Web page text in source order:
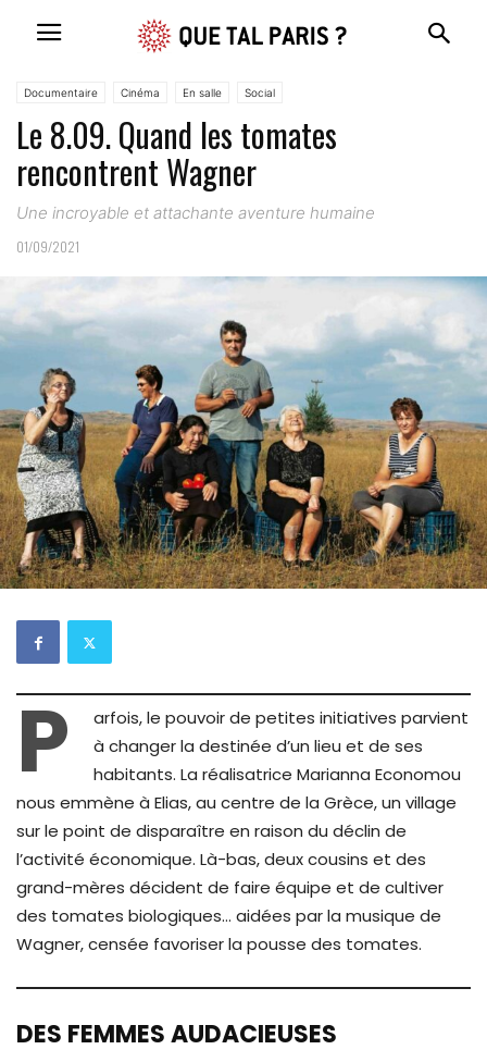
Documentaire Cinéma En salle Social
Le 8.09. Quand les tomates
rencontrent Wagner
Une incroyable et attachante aventure humaine
01/09/2021
P
arfois, le pouvoir de petites initiatives parvient
à changer la destinée d’un lieu et de ses
habitants. La réalisatrice Marianna Economou
nous emmène à Elias, au centre de la Grèce, un village
sur le point de disparaître en raison du déclin de
l’activité économique. Là-bas, deux cousins et des
grand-mères décident de faire équipe et de cultiver
des tomates biologiques… aidées par la musique de
Wagner, censée favoriser la pousse des tomates.
DES FEMMES AUDACIEUSES